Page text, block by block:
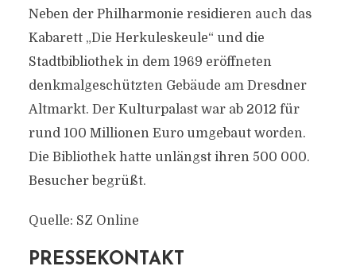
Neben der Philharmonie residieren auch das
Kabarett „Die Herkuleskeule“ und die
Stadtbibliothek in dem 1969 eröffneten
denkmalgeschützten Gebäude am Dresdner
Altmarkt. Der Kulturpalast war ab 2012 für
rund 100 Millionen Euro umgebaut worden.
Die Bibliothek hatte unlängst ihren 500 000.
Besucher begrüßt.
Quelle: SZ Online
PRESSEKONTAKT